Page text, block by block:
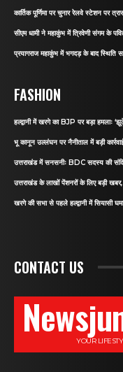
कार्तिक पूर्णिमा पर चुनार रेलवे स्टेशन पर
सीएम धामी ने महाकुंभ में त्रिवेणी संगम के
प्रयागराज महाकुंभ में भगदड़ के बाद स्थिति
FASHION
हल्द्वानी में खरगे का BJP पर बड़ा हमलाः
भू कानून उल्लंघन पर नैनीताल में बड़ी
उत्तराखंड में सनसनीः BDC सदस्य की
उत्तराखंड के लाखों पेंशनरों के लिए बड़ी
खरगे की सभा से पहले हल्द्वानी में सियासी
CONTACT US
YOUR